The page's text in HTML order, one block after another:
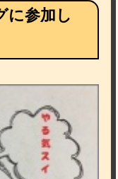
に参加し